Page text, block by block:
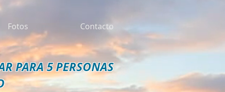
PARA 5 PERSONAS
Fotos Contacto